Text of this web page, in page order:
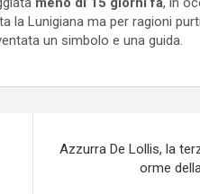
la Lunigiana ma per ragioni
un simbolo e una guida.
Azzurra De Lollis, la
orme